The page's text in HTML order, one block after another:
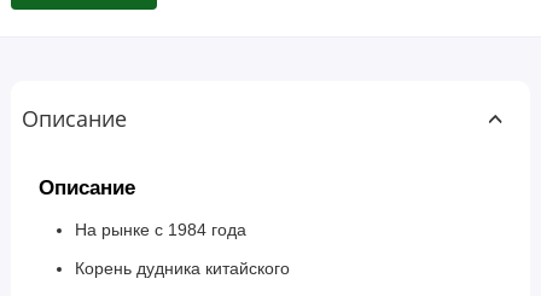
Описание
Описание
На рынке с 1984 года
Корень дудника китайского